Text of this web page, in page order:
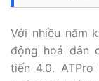
Với nhiều năm
động hoá dân
tiến 4.0.